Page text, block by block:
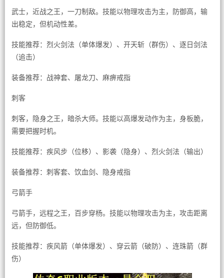
武士，近战之王，一刀制敌。技能以物理攻击为主，防御高，输
出稳定，但机动性差。
技能推荐：烈火剑法（单体爆发）、开天斩（群伤）、逐日剑法
（追击）
装备推荐：战神套、屠龙刀、麻痹戒指
刺客
刺客，隐身之王，暗杀大师。技能以高爆发动作为主，身板脆，
需要把握时机。
技能推荐：疾风步（位移）、影袭（隐身）、烈火剑法（输出）
装备推荐：刺客套、饮血剑、隐身戒指
弓箭手
弓箭手，远程之王，百步穿杨。技能以物理攻击为主，攻击距离
远，但防御低。
技能推荐：疾风箭（单体爆发）、穿云箭（破防）、连珠箭（群
伤）